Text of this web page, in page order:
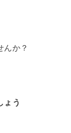
んか？
ょう